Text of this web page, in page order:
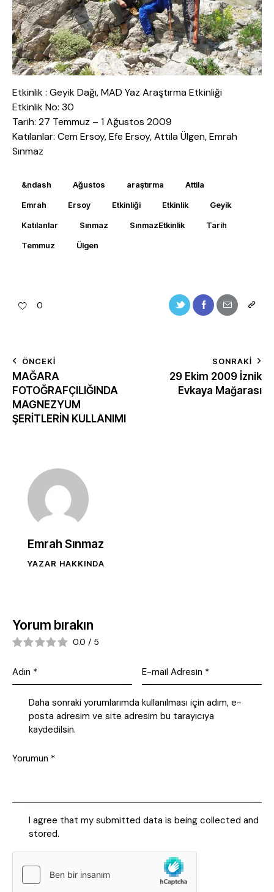
Etkinlik : Geyik Dağı, MAD Yaz Araştırma Etkinliği
Etkinlik No: 30
Tarih: 27 Temmuz – 1 Ağustos 2009
Katılanlar: Cem Ersoy, Efe Ersoy, Attila Ülgen, Emrah
Sınmaz
&ndash Ağustos araştırma Attila
Emrah Ersoy Etkinliği Etkinlik Geyik
Katılanlar Sınmaz SınmazEtkinlik Tarih
Temmuz Ülgen
0
ÖNCEKI
MAĞARA
FOTOĞRAFÇILIĞINDA
MAGNEZYUM
ŞERİTLERİN KULLANIMI
SONRAKI
29 Ekim 2009 İznik
Evkaya Mağarası
Emrah Sınmaz
YAZAR HAKKINDA
Yorum bırakın
0.0 / 5
Daha sonraki yorumlarımda kullanılması için adım, e-
posta adresim ve site adresim bu tarayıcıya
kaydedilsin.
I agree that my submitted data is being collected and
stored.